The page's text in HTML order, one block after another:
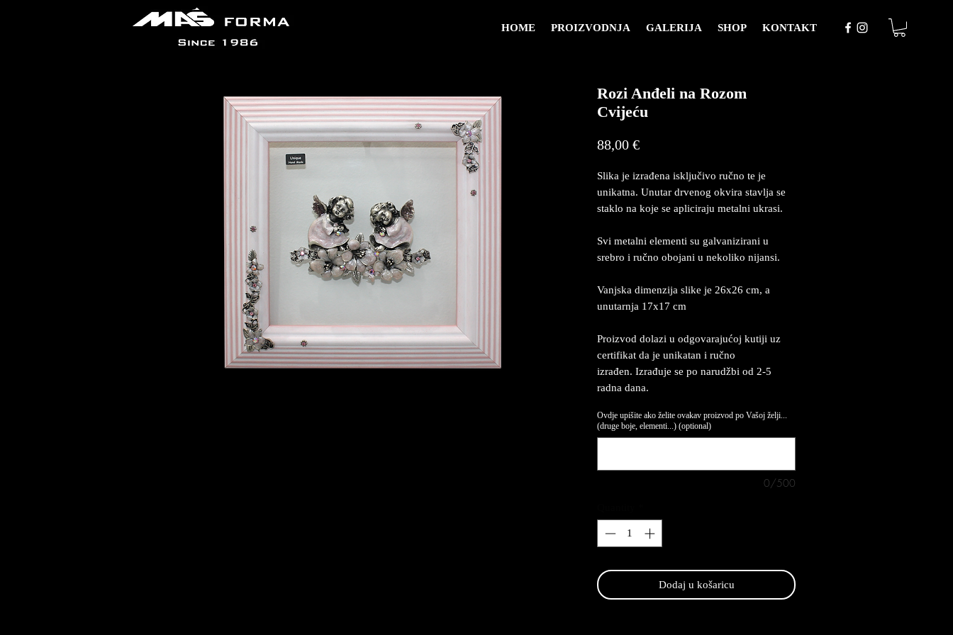
HOME PROIZVODNJA GALERIJA SHOP KONTAKT
Rozi Anđeli na Rozom
Cvijeću
88,00 €Price
Slika je izrađena isključivo ručno te je
unikatna. Unutar drvenog okvira stavlja se
staklo na koje se apliciraju metalni ukrasi.
Svi metalni elementi su galvanizirani u
srebro i ručno obojani u nekoliko nijansi.
Vanjska dimenzija slike je 26x26 cm, a
unutarnja 17x17 cm
Proizvod dolazi u odgovarajućoj kutiji uz
certifikat da je unikatan i ručno
izrađen. Izrađuje se po narudžbi od 2-5
radna dana.
Ovdje upišite ako želite ovakav proizvod po Vašoj želji...
(druge boje, elementi...) (optional)
0/500
Dodaj u košaricu